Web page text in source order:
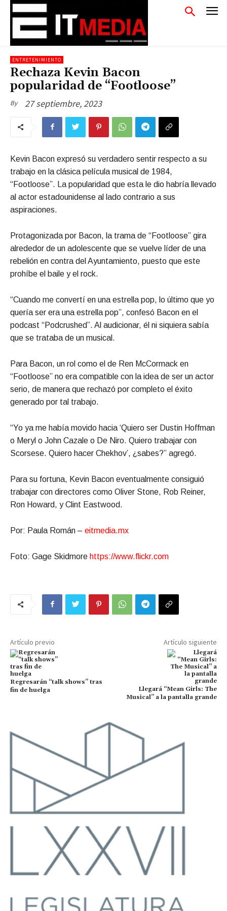
ENTRETENIMIENTO
Rechaza Kevin Bacon
popularidad de “Footloose”
By 27 septiembre, 2023
Kevin Bacon expresó su verdadero sentir respecto a su
trabajo en la clásica película musical de 1984,
“Footloose”. La popularidad que esta le dio habría llevado
al actor estadounidense al lado contrario a sus
aspiraciones.
Protagonizada por Bacon, la trama de “Footloose” gira
alrededor de un adolescente que se vuelve líder de una
rebelión en contra del Ayuntamiento, puesto que este
prohíbe el baile y el rock.
“Cuando me convertí en una estrella pop, lo último que yo
quería ser era una estrella pop”, confesó Bacon en el
podcast “Podcrushed”. Al audicionar, él ni siquiera sabía
que se trataba de un musical.
Para Bacon, un rol como el de Ren McCormack en
“Footloose” no era compatible con la idea de ser un actor
serio, de manera que rechazó por completo el éxito
generado por tal trabajo.
“Yo ya me había movido hacia ‘Quiero ser Dustin Hoffman
o Meryl o John Cazale o De Niro. Quiero trabajar con
Scorsese. Quiero hacer Chekhov’, ¿sabes?” agregó.
Para su fortuna, Kevin Bacon eventualmente consiguió
trabajar con directores como Oliver Stone, Rob Reiner,
Ron Howard, y Clint Eastwood.
Por: Paula Román – eitmedia.mx
Foto: Gage Skidmore https://www.flickr.com
Artículo previo
Regresarán “talk shows” tras
fin de huelga
Artículo siguiente
Llegará “Mean Girls: The
Musical” a la pantalla grande